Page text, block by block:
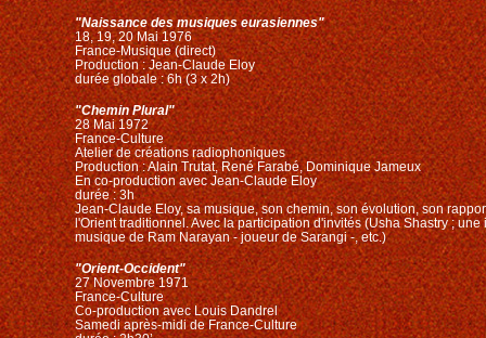
"Naissance des musiques eurasiennes"
18, 19, 20 Mai 1976
France-Musique (direct)
Production : Jean-Claude Eloy
durée globale : 6h (3 x 2h)
"Chemin Plural"
28 Mai 1972
France-Culture
Atelier de créations radiophoniques
Production : Alain Trutat, René Farabé, Dominique Jameux
En co-production avec Jean-Claude Eloy
durée : 3h
Jean-Claude Eloy, sa musique, son chemin, son évolution, son
l'Orient traditionnel. Avec la participation d'invités (Usha Shastry ;
musique de Ram Narayan - joueur de Sarangi -, etc.)
"Orient-Occident"
27 Novembre 1971
France-Culture
Co-production avec Louis Dandrel
Samedi après-midi de France-Culture